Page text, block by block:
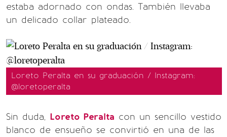
estaba adornado con ondas. También llevaba
un delicado collar plateado.
Loreto Peralta en su graduación / Instagram:
@loretoperalta
Sin duda, Loreto Peralta con un sencillo vestido
blanco de ensueño se convirtió en una de las